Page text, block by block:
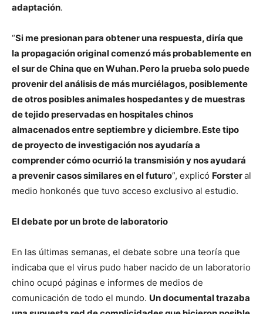
adaptación.
“Si me presionan para obtener una respuesta, diría que
la propagación original comenzó más probablemente en
el sur de China que en Wuhan. Pero la prueba solo puede
provenir del análisis de más murciélagos, posiblemente
de otros posibles animales hospedantes y de muestras
de tejido preservadas en hospitales chinos
almacenados entre septiembre y diciembre. Este tipo
de proyecto de investigación nos ayudaría a
comprender cómo ocurrió la transmisión y nos ayudará
a prevenir casos similares en el futuro”, explicó Forsteral
medio honkonés que tuvo acceso exclusivo al estudio.
El debate por un brote de laboratorio
En las últimas semanas, el debate sobre una teoría que
indicaba que el virus pudo haber nacido de un laboratorio
chino ocupó páginas e informes de medios de
comunicación de todo el mundo. Un documental trazaba